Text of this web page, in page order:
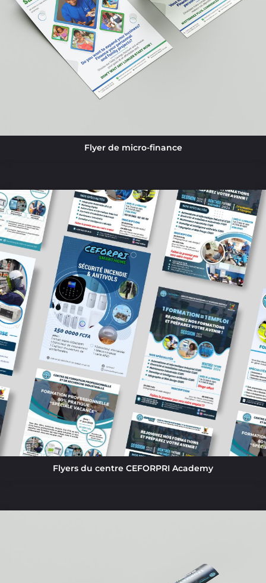
Flyer de micro-finance
Flyers du centre CEFORPRI Academy